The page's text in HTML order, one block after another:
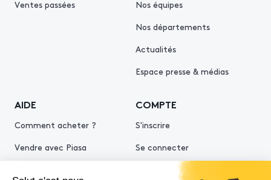
Ventes passées
Nos équipes
Nos départements
Actualités
Espace presse & médias
AIDE
Comment acheter ?
Vendre avec Piasa
COMPTE
S'inscrire
Se connecter